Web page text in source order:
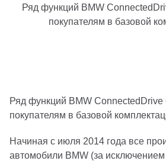
Ряд функций BMW
покупателям в базовой
Ряд функций BMW ConnectedDrive
покупателям в базовой
Начиная с июля 2014 года все
автомобили BMW (за